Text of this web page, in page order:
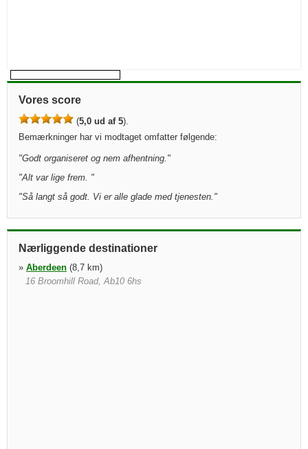
Vores score
(5,0 ud af 5).
Bemærkninger har vi modtaget omfatter følgende:
"Godt organiseret og nem afhentning. "
"Alt var lige frem. "
"Så langt så godt. Vi er alle glade med tjenesten. "
Nærliggende destinationer
» Aberdeen (8,7 km)
16 Broomhill Road, Ab10 6hs